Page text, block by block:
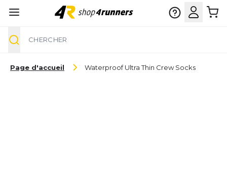
Page d'accueil Waterproof Ultra Thin Crew Socks